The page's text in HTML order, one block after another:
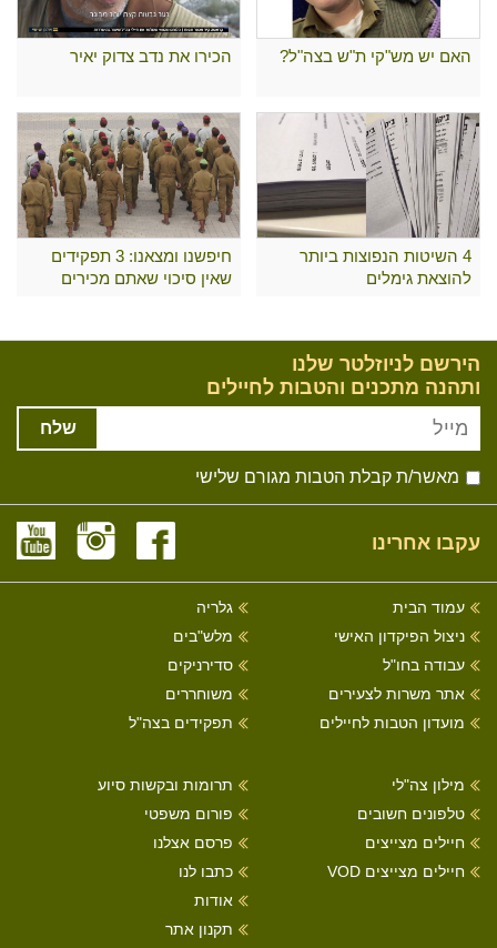
האם יש מש"קי ת"ש בצה"ל? הכירו את נדב צדוק יאיר
4 השיטות הנפוצות ביותר
להוצאת גימלים
חיפשנו ומצאנו: 3 תפקידים
שאין סיכוי שאתם מכירים
הירשם לניוזלטר שלנו
ותהנה מתכנים והטבות לחיילים
שלח
מאשר/ת קבלת הטבות מגורם שלישי
עקבו אחרינו
עמוד הבית
ניצול הפיקדון האישי
עבודה בחו"ל
אתר משרות לצעירים
מועדון הטבות לחיילים
גלריה
מלש"בים
סדירניקים
משוחררים
תפקידים בצה"ל
מילון צה"לי
טלפונים חשובים
חיילים מצייצים
חיילים מצייצים VOD
תרומות ובקשות סיוע
פורום משפטי
פרסם אצלנו
כתבו לנו
אודות
תקנון אתר